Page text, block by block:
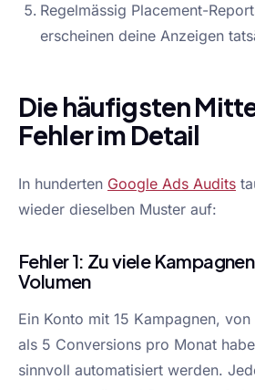
Regelmässig Placement-
erscheinen deine Anzeigen
Die häufigsten
Fehler im Detail
In hunderten Google Ads Audits
wieder dieselben Muster auf:
Fehler 1: Zu viele
Volumen
Ein Konto mit 15 Kampagnen,
als 5 Conversions pro Monat
sinnvoll automatisiert werden.